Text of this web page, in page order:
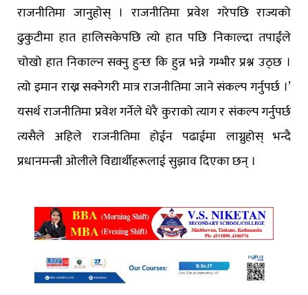
राजनीतिमा जानुहोस् । राजनीतिमा प्रवेश गरेपछि राज्यको
ढुकुटीमा हात हालिसकेपछि त्यो हात पछि निकाल्दा तपाईंले
चोखो हात निकाल्न सक्नु हुन्छ कि हुन्न भन्ने गम्भीर प्रश्न उठ्छ ।
त्यो इमान राख्न सक्नेगरी मात्र राजनीतिमा जाने संकल्प गर्नुपर्छ ।’
यसर्थ राजनीतिमा प्रवेश गर्नेले धेरै कुराको त्याग र संकल्प गर्नुपर्छ
त्यसैले अहिले राजनीतिमा होईन पढाईमा लाग्नुहोस् भन्दै
प्रधानमन्त्री ओलीले विद्यार्थीहरूलाई सुझाव दिएका छन् ।